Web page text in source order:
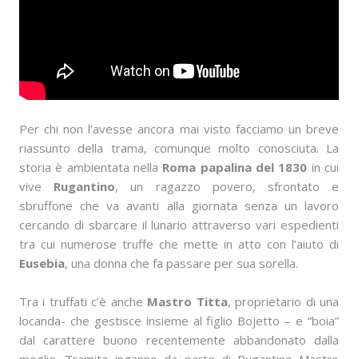
Per chi non l’avesse ancora mai visto facciamo un breve
riassunto della trama, comunque molto conosciuta. La
storia è ambientata nella Roma papalina del 1830 in cui
vive Rugantino, un ragazzo povero, sfrontato e
sbruffone che va avanti alla giornata senza un lavoro
cercando di sbarcare il lunario attraverso vari espedienti
tra cui numerose truffe che mette in atto con l’aiuto di
Eusebia, una donna che fa passare per sua sorella.
Tra i truffati c’è anche Mastro Titta, proprietario di una
locanda- che gestisce insieme al figlio Bojetto – e “boia”
dal carattere buono recentemente abbandonato dalla